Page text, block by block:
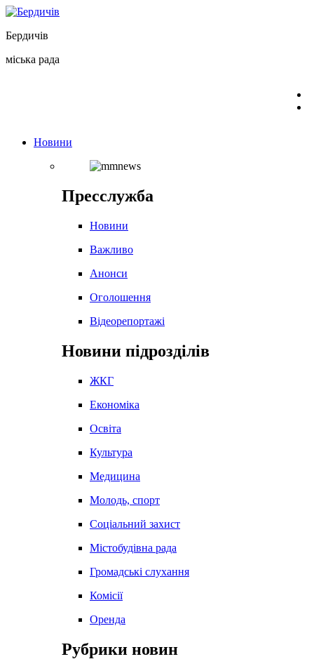
Перейти
вмісту
Бердичів
міська рада
Новини
Пресслужба
Новини
Важливо
Анонси
Оголошення
Відеорепортажі
Новини підрозділів
ЖКГ
Економіка
Освіта
Культура
Медицина
Молодь, спорт
Соціальний захист
Містобудівна рада
Громадські слухання
Комісії
Оренда
Рубрики новин